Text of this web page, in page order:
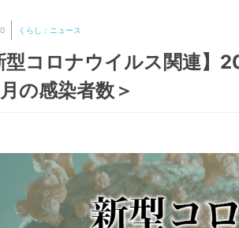
くらし：ニュース
型コロナウイルス関連
の感染者数＞